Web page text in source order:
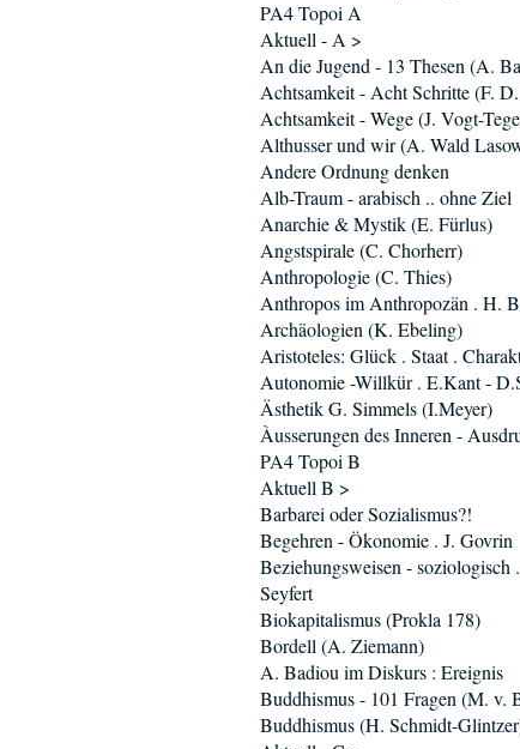
PA4 Topoi A
Aktuell - A >
An die Jugend - 13 Thesen (A.
Achtsamkeit - Acht Schritte (F.
Achtsamkeit - Wege (J. Vogt-
Althusser und wir (A. Wald
Andere Ordnung denken
Alb-Traum - arabisch .. ohne Ziel
Anarchie & Mystik (E. Fürlus)
Angstspirale (C. Chorherr)
Anthropologie (C. Thies)
Anthropos im Anthropozän . H.
Archäologien (K. Ebeling)
Aristoteles: Glück . Staat .
Autonomie -Willkür . E.Kant -
Ästhetik G. Simmels (I.Meyer)
Àusserungen des Inneren -
PA4 Topoi B
Aktuell B >
Barbarei oder Sozialismus?!
Begehren - Ökonomie . J. Govrin
Beziehungsweisen - soziologisch
Seyfert
Biokapitalismus (Prokla 178)
Bordell (A. Ziemann)
A. Badiou im Diskurs : Ereignis
Buddhismus - 101 Fragen (M. v.
Buddhismus (H. Schmidt-